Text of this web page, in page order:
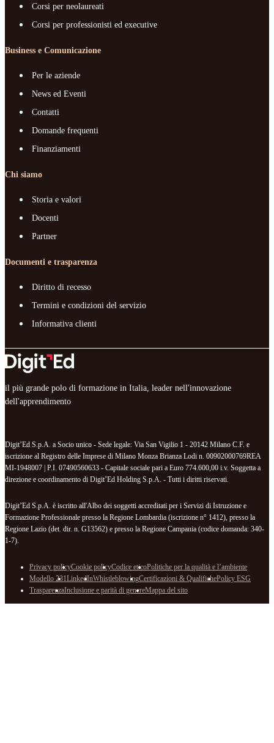
Corsi per neolaureati
Corsi per professionisti ed executive
Business e Comunicazione
Per le aziende
News ed Eventi
Contatti
Domande frequenti
Finanziamenti
Chi siamo
Storia e valori
Docenti
Partner
Documenti e trasparenza
Diritto di recesso
Termini e condizioni del servizio
Informativa clienti
il più grande polo di formazione in Italia, leader nell'innovazione
dell'apprendimento
Digit’Ed S.p.A. a Socio unico - Sede legale: Via San Vigilio 1 - 20142 Milano C.F. e
iscrizione al Registro delle Imprese di Milano Monza Brianza Lodi n. 00902000769REA
MI-1948007 | P.I. 07490560633 - Capitale sociale pari a Euro 774.600,00 i.v. Soggetta a
direzione e coordinamento di Digit’Ed Holding S.p.A. - Tutti i diritti riservati.
Digit’Ed S.p.A. è iscritto all'Albo dei soggetti accreditati per i Servizi di Istruzione e
Formazione Professionale presso la Regione Lombardia (iscrizione n° 1412), presso la
Regione Lazio (det. dir. n. G13562) e presso la Regione Campania (codice domanda: 340-
1-7).
Privacy policyCookie policyCodice eticoPolitiche per la qualità e l’ambiente
Modello 231LinkedInWhistleblowingCertificazioni & QualifichePolicy ESG
TrasparenzaInclusione e parità di genereMappa del sito